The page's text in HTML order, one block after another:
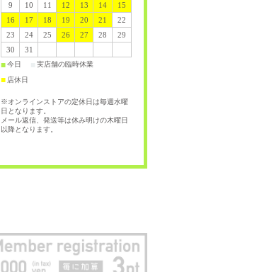
9
10 11 12 13 14
15
16
17 18 19 20 21
22
23
24 25 26 27 28
29
30
31
■今日 実店舗の臨時休業
■ 店休日
※オンラインストアの定休日は毎週水曜
日となります。
メール返信、発送等は休み明けの木曜日
以降となります。